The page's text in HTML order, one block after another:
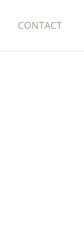
CONTACT